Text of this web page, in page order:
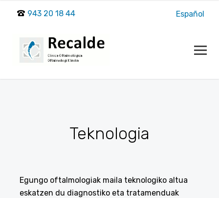
943 20 18 44 Español
Teknologia
Egungo oftalmologiak maila teknologiko altua
eskatzen du diagnostiko eta tratamenduak